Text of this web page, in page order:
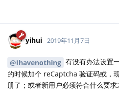
yihui 2019年11月7日
@Ihavenothing 有没有办法设置
的时候加个 reCaptcha 验证码或，
册了；或者新用户必须符合什么要求